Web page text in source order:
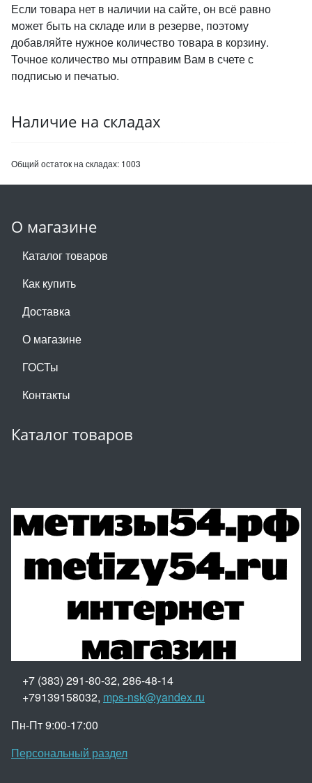
Если товара нет в наличии на сайте, он всё равно
может быть на складе или в резерве, поэтому
добавляйте нужное количество товара в корзину.
Точное количество мы отправим Вам в счете с
подписью и печатью.
Наличие на складах
Общий остаток на складах: 1003
О магазине
Каталог товаров
Как купить
Доставка
О магазине
ГОСТы
Контакты
Каталог товаров
+7 (383) 291-80-32, 286-48-14
+79139158032, mps-nsk@yandex.ru
Пн-Пт 9:00-17:00
Персональный раздел